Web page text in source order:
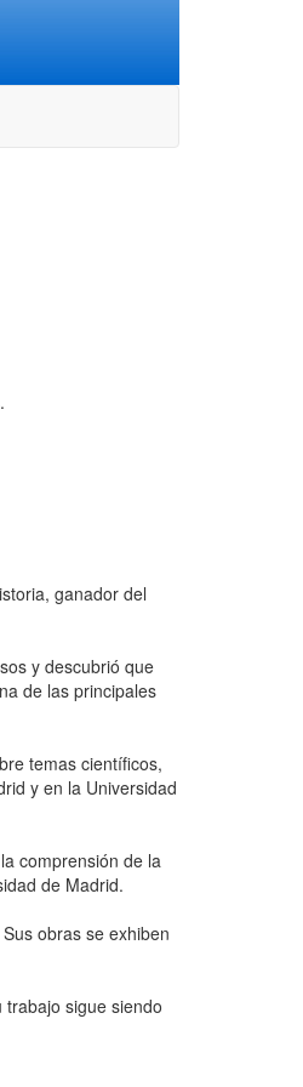
ganador del
y descubrió que
de las principales
temas científicos,
y en la Universidad
comprensión de la
de Madrid.
obras se exhiben
sigue siendo